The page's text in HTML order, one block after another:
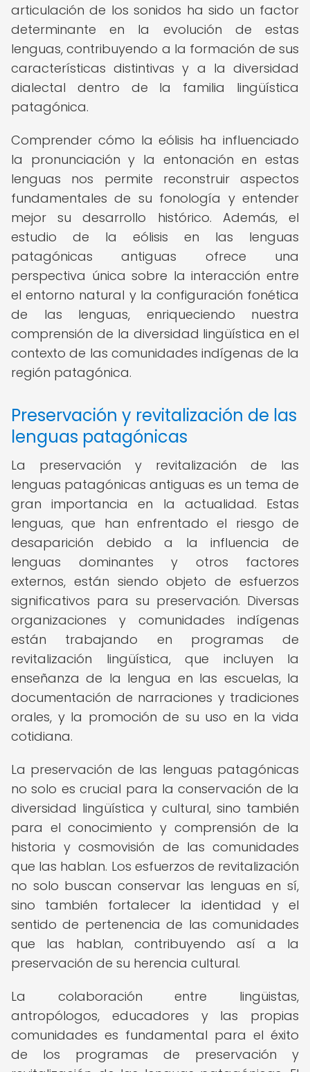
articulación de los sonidos ha sido un factor
determinante en la evolución de estas
lenguas, contribuyendo a la formación de sus
características distintivas y a la diversidad
dialectal dentro de la familia lingüística
patagónica.
Comprender cómo la eólisis ha influenciado
la pronunciación y la entonación en estas
lenguas nos permite reconstruir aspectos
fundamentales de su fonología y entender
mejor su desarrollo histórico. Además, el
estudio de la eólisis en las lenguas
patagónicas antiguas ofrece una
perspectiva única sobre la interacción entre
el entorno natural y la configuración fonética
de las lenguas, enriqueciendo nuestra
comprensión de la diversidad lingüística en el
contexto de las comunidades indígenas de la
región patagónica.
Preservación y revitalización de las
lenguas patagónicas
La preservación y revitalización de las
lenguas patagónicas antiguas es un tema de
gran importancia en la actualidad. Estas
lenguas, que han enfrentado el riesgo de
desaparición debido a la influencia de
lenguas dominantes y otros factores
externos, están siendo objeto de esfuerzos
significativos para su preservación. Diversas
organizaciones y comunidades indígenas
están trabajando en programas de
revitalización lingüística, que incluyen la
enseñanza de la lengua en las escuelas, la
documentación de narraciones y tradiciones
orales, y la promoción de su uso en la vida
cotidiana.
La preservación de las lenguas patagónicas
no solo es crucial para la conservación de la
diversidad lingüística y cultural, sino también
para el conocimiento y comprensión de la
historia y cosmovisión de las comunidades
que las hablan. Los esfuerzos de revitalización
no solo buscan conservar las lenguas en sí,
sino también fortalecer la identidad y el
sentido de pertenencia de las comunidades
que las hablan, contribuyendo así a la
preservación de su herencia cultural.
La colaboración entre lingüistas,
antropólogos, educadores y las propias
comunidades es fundamental para el éxito
de los programas de preservación y